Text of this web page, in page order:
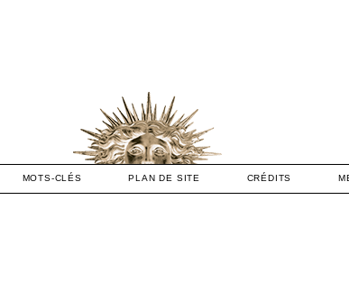
MOTS-CLÉS PLAN DE SITE CRÉDITS